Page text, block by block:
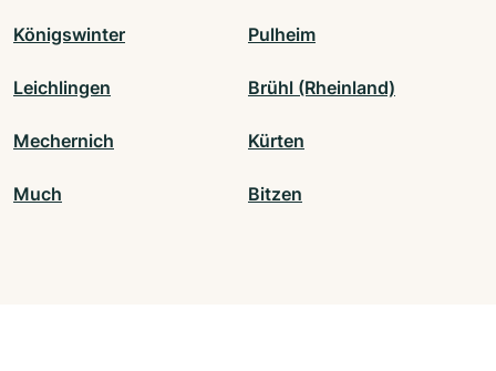
Königswinter Pulheim
Leichlingen Brühl (Rheinland)
Mechernich Kürten
Much Bitzen